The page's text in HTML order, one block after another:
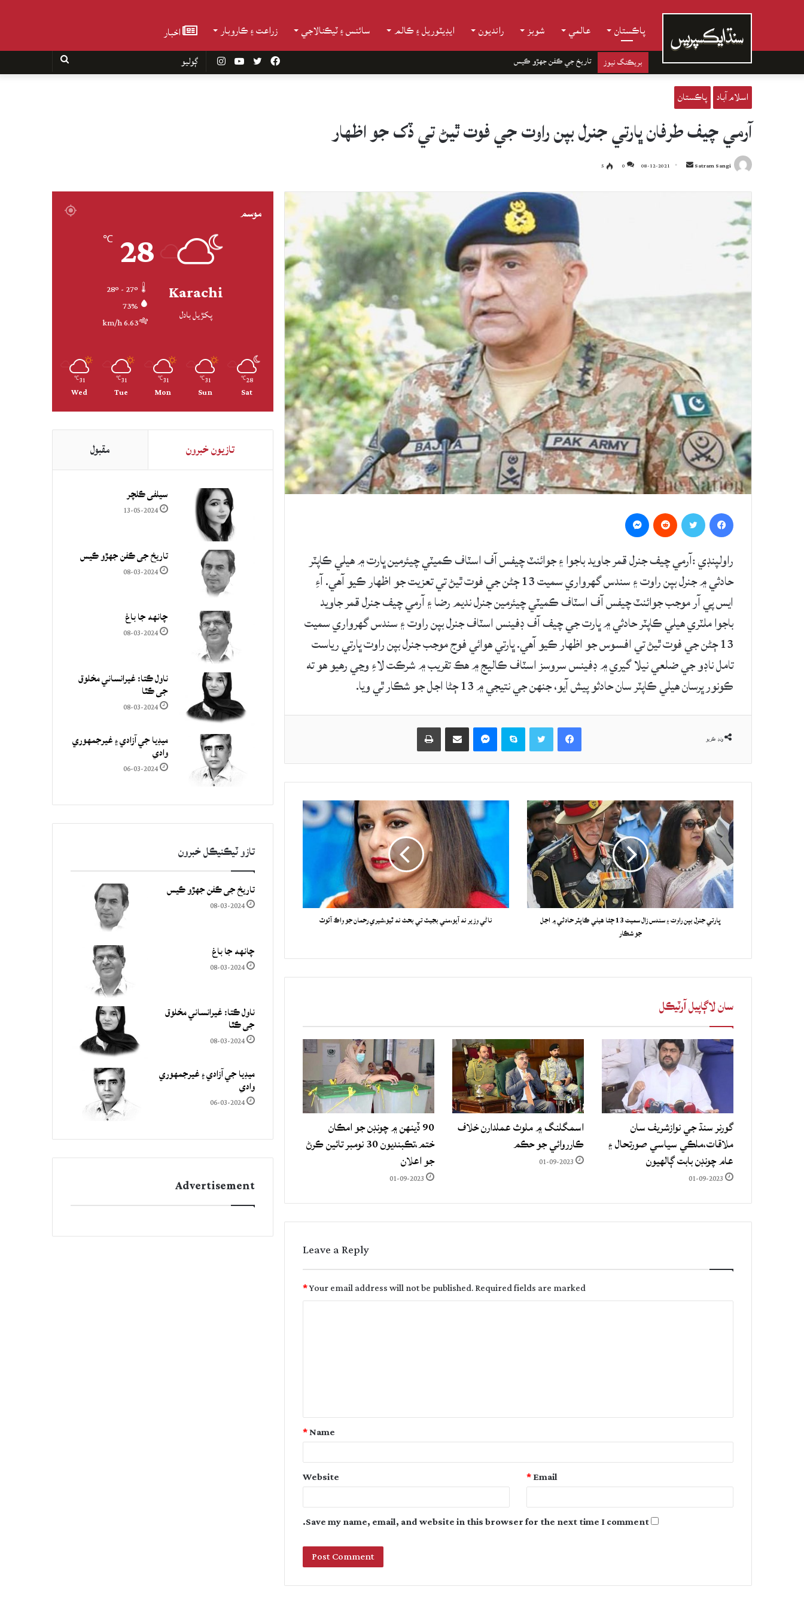
پاڪستان عالمي شوبز رانديون ايڊيٽوريل ۽ ڪالم سائنس ۽ ٽيڪنالاجي زراعت ۽ ڪاروبار اخبار
بريڪنگ نيوز تاريخ جي ڪفن جھڙو ڪيس InstagramYouTube Twitter
Facebook
اسلام آباد پاڪستان
آرمي چيف طرفان ڀارتي جنرل بپن راوت جي فوت ٿيڻ تي ڏک جو اظهار
Satram Sangi
Send
email
08-12-2021
0
5
راولپنڊي :آرمي چيف جنرل قمر جاويد باجوا ۽ جوائنٽ چيفس آف اسٽاف ڪميٽي چيئرمين ڀارت ۾ هيلي ڪاپٽر
حادثي ۾ جنرل بپن راوت ۽ سندس گهرواري سميت 13 ڄڻن جي فوت ٿيڻ تي تعزيت جو اظهار ڪيو آهي. آءِ
ايس پي آر موجب جوائنٽ چيفس آف اسٽاف ڪميٽي چيئرمين جنرل نديم رضا ۽ آرمي چيف جنرل قمر جاويد
باجوا ملٽري هيلي ڪاپٽر حادثي ۾ ڀارت جي چيف آف ڊفينس اسٽاف جنرل بپن راوت ۽ سندس گهرواري سميت
13 ڄڻن جي فوت ٿيڻ تي افسوس جو اظهار ڪيو آهي. ڀارتي هوائي فوج موجب جنرل بپن راوت ڀارتي رياست
تامل ناڊو جي ضلعي نيلا گيري ۾ ڊفينس سروسز اسٽاف ڪاليج ۾ هڪ تقريب ۾ شرڪت لاءِ وڃي رهيو هو ته
ڪونور ڀرسان هيلي ڪاپٽر سان حادثو پيش آيو، جنهن جي نتيجي ۾ 13 ڄڻا اجل جو شڪار ٿي ويا.
ونڊ ڪريو
Facebook
Skype حصيداري ڪريو اي ميل ذريعي
ڀارتي جنرل بپن راوت ۽ سندس زال سميت 13 ڄڻا هيلي ڪاپٽر حادثي ۾ اجل
جو شڪار
ناڻي وزير نه آيو،مني بجيٽ تي بحث نه ٿيو،شيري رحمان جو واڪ آئوٽ
سان لاڳاپيل آرٽيڪل
گورنر سنڌ جي نوازشريف سان
ملاقات،ملڪي سياسي صورتحال ۽
عام چونڊن بابت ڳالهيون
01-09-2023
اسمگلنگ ۾ ملوث عملدارن خلاف
ڪارروائي جو حڪم
01-09-2023
90 ڏينهن ۾ چونڊن جو امڪان
ختم،تڪبنديون 30 نومبر تائين ڪرڻ
جو اعلان
01-09-2023
Leave a Reply
Your email address will not be published.Required fields are marked
*
t
Name
*
Email
*
Website
Save my name, email, and website in this browser for the next time I comment.
موسم
Karachi
پکڙيل بادل
28
℃
73%
6.63 km/h
28
℃
Sat
31
℃
Sun
31
℃
Mon
31
℃
Tue
31
℃
Wed
تازيون خبرون مقبول
سيلفي ڪلچر
13-05-2024
تاريخ جي ڪفن جھڙو ڪيس
08-03-2024
چانهه جا باغ
08-03-2024
ناول ڪتا: غيرانساني مخلوق
جي ڪٿا
08-03-2024
ميڊيا جي آزادي ۽ غيرجمھوري
وادي
06-03-2024
تازو ٽيڪنيڪل خبرون
تاريخ جي ڪفن جھڙو ڪيس
08-03-2024
چانهه جا باغ
08-03-2024
ناول ڪتا: غيرانساني مخلوق
جي ڪٿا
08-03-2024
ميڊيا جي آزادي ۽ غيرجمھوري
وادي
06-03-2024
Advertisement